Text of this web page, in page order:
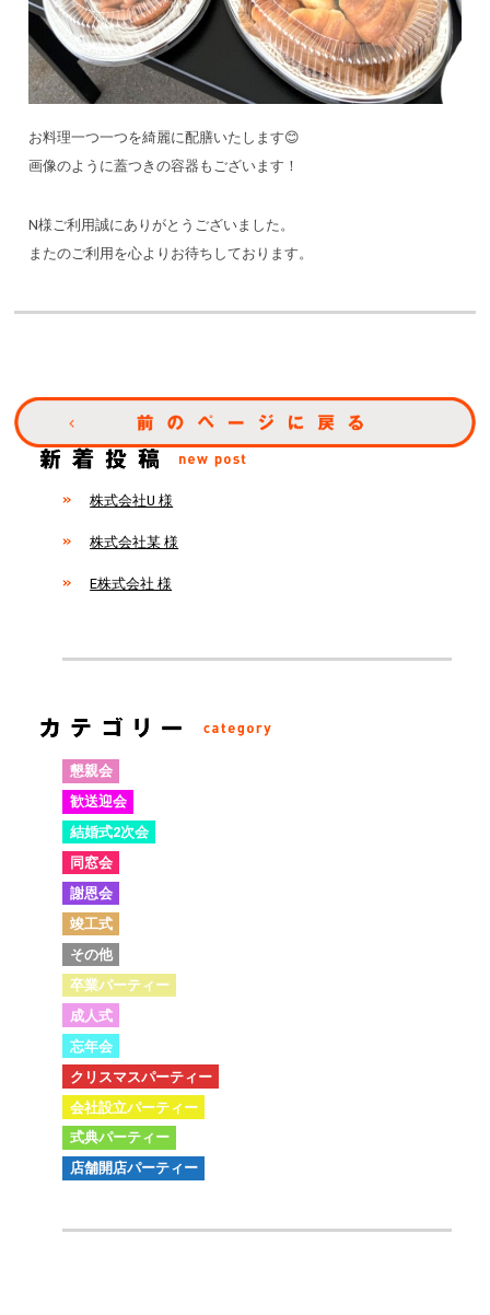
お料理一つ一つを綺麗に配膳いたします😊
画像のように蓋つきの容器もございます！
N様ご利用誠にありがとうございました。
またのご利用を心よりお待ちしております。
株式会社U 様
株式会社某 様
E株式会社 様
懇親会
歓送迎会
結婚式2次会
同窓会
謝恩会
竣工式
その他
卒業パーティー
成人式
忘年会
クリスマスパーティー
会社設立パーティー
式典パーティー
店舗開店パーティー